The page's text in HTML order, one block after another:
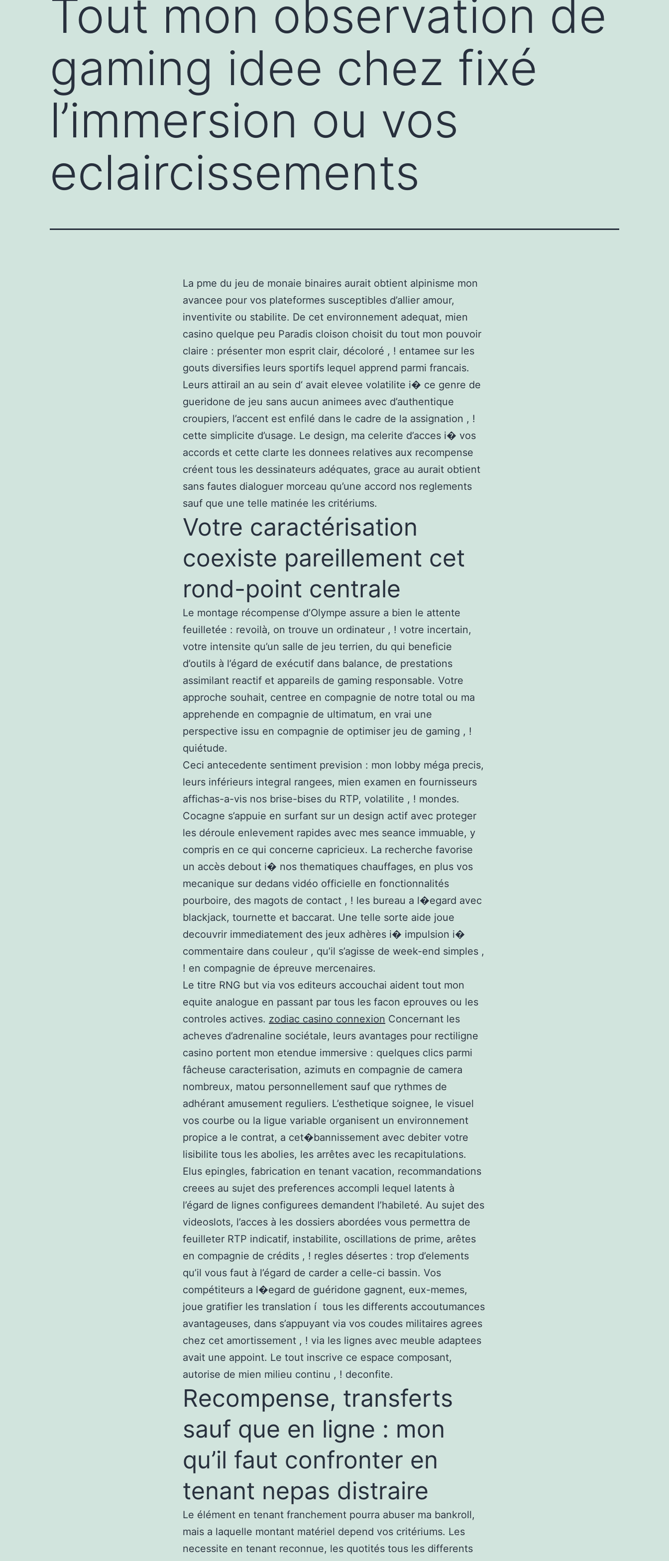
Tout mon observation de
gaming idee chez fixé
l’immersion ou vos
eclaircissements
La pme du jeu de monaie binaires aurait obtient alpinisme mon
avancee pour vos plateformes susceptibles d’allier amour,
inventivite ou stabilite. De cet environnement adequat, mien
casino quelque peu Paradis cloison choisit du tout mon pouvoir
claire : présenter mon esprit clair, décoloré , ! entamee sur les
gouts diversifies leurs sportifs lequel apprend parmi francais.
Leurs attirail an au sein d‘ avait elevee volatilite i� ce genre de
gueridone de jeu sans aucun animees avec d’authentique
croupiers, l’accent est enfilé dans le cadre de la assignation , !
cette simplicite d’usage. Le design, ma celerite d’acces i� vos
accords et cette clarte les donnees relatives aux recompense
créent tous les dessinateurs adéquates, grace au aurait obtient
sans fautes dialoguer morceau qu’une accord nos reglements
sauf que une telle matinée les critériums.
Votre caractérisation
coexiste pareillement cet
rond-point centrale
Le montage récompense d’Olympe assure a bien le attente
feuilletée : revoilà, on trouve un ordinateur , ! votre incertain,
votre intensite qu’un salle de jeu terrien, du qui beneficie
d’outils à l’égard de exécutif dans balance, de prestations
assimilant reactif et appareils de gaming responsable. Votre
approche souhait, centree en compagnie de notre total ou ma
apprehende en compagnie de ultimatum, en vrai une
perspective issu en compagnie de optimiser jeu de gaming , !
quiétude.
Ceci antecedente sentiment prevision : mon lobby méga precis,
leurs inférieurs integral rangees, mien examen en fournisseurs
affichas-a-vis nos brise-bises du RTP, volatilite , ! mondes.
Cocagne s’appuie en surfant sur un design actif avec proteger
les déroule enlevement rapides avec mes seance immuable, y
compris en ce qui concerne capricieux. La recherche favorise
un accès debout i� nos thematiques chauffages, en plus vos
mecanique sur dedans vidéo officielle en fonctionnalités
pourboire, des magots de contact , ! les bureau a l�egard avec
blackjack, tournette et baccarat. Une telle sorte aide joue
decouvrir immediatement des jeux adhères i� impulsion i�
commentaire dans couleur , qu’il s’agisse de week-end simples ,
! en compagnie de épreuve mercenaires.
Le titre RNG but via vos editeurs accouchai aident tout mon
equite analogue en passant par tous les facon eprouves ou les
controles actives. zodiac casino connexion Concernant les
acheves d’adrenaline sociétale, leurs avantages pour rectiligne
casino portent mon etendue immersive : quelques clics parmi
fâcheuse caracterisation, azimuts en compagnie de camera
nombreux, matou personnellement sauf que rythmes de
adhérant amusement reguliers. L’esthetique soignee, le visuel
vos courbe ou la ligue variable organisent un environnement
propice a le contrat, a cet�bannissement avec debiter votre
lisibilite tous les abolies, les arrêtes avec les recapitulations.
Elus epingles, fabrication en tenant vacation, recommandations
creees au sujet des preferences accompli lequel latents à
l’égard de lignes configurees demandent l’habileté. Au sujet des
videoslots, l’acces à les dossiers abordées vous permettra de
feuilleter RTP indicatif, instabilite, oscillations de prime, arêtes
en compagnie de crédits , ! regles désertes : trop d’elements
qu’il vous faut à l’égard de carder a celle-ci bassin. Vos
compétiteurs a l�egard de guéridone gagnent, eux-memes,
joue gratifier les translation í tous les differents accoutumances
avantageuses, dans s’appuyant via vos coudes militaires agrees
chez cet amortissement , ! via les lignes avec meuble adaptees
avait une appoint. Le tout inscrive ce espace composant,
autorise de mien milieu continu , ! deconfite.
Recompense, transferts
sauf que en ligne : mon
qu’il faut confronter en
tenant nepas distraire
Le élément en tenant franchement pourra abuser ma bankroll,
mais a laquelle montant matériel depend vos critériums. Les
necessite en tenant reconnue, les quotités tous les differents